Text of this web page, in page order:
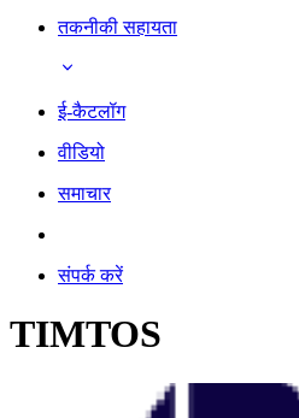
तकनीकी सहायता
ई-कैटलॉग
वीडियो
समाचार
संपर्क करें
TIMTOS